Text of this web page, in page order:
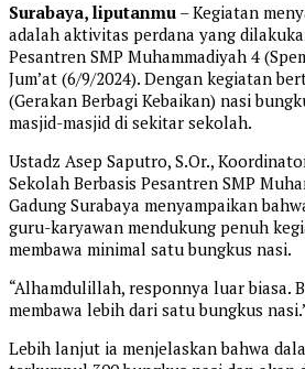
Surabaya, liputanmu – Kegiatan
adalah aktivitas perdana yang
Pesantren SMP Muhammadiyah 4
Jum’at (6/9/2024). Dengan kegiatan
(Gerakan Berbagi Kebaikan) nasi
masjid-masjid di sekitar sekolah.
Ustadz Asep Saputro, S.Or.,
Sekolah Berbasis Pesantren SMP
Gadung Surabaya menyampaikan
guru-karyawan mendukung penuh
membawa minimal satu bungkus nasi.
“Alhamdulillah, responnya luar biasa.
membawa lebih dari satu bungkus
Lebih lanjut ia menjelaskan bahwa